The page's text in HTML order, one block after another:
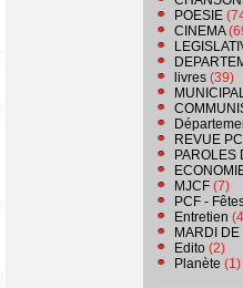
POESIE
CINEMA
livres (39)
REVUE
PAROLES
MJCF (7)
PCF -
Entretien
MARDI
Edito (2)
Planète (1)